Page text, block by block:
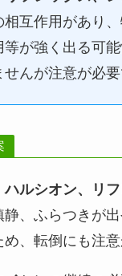
相互作用があり
等が強く出る可
んが注意が必要
ハルシオン、リ
静、ふらつきが
、転倒にも注意